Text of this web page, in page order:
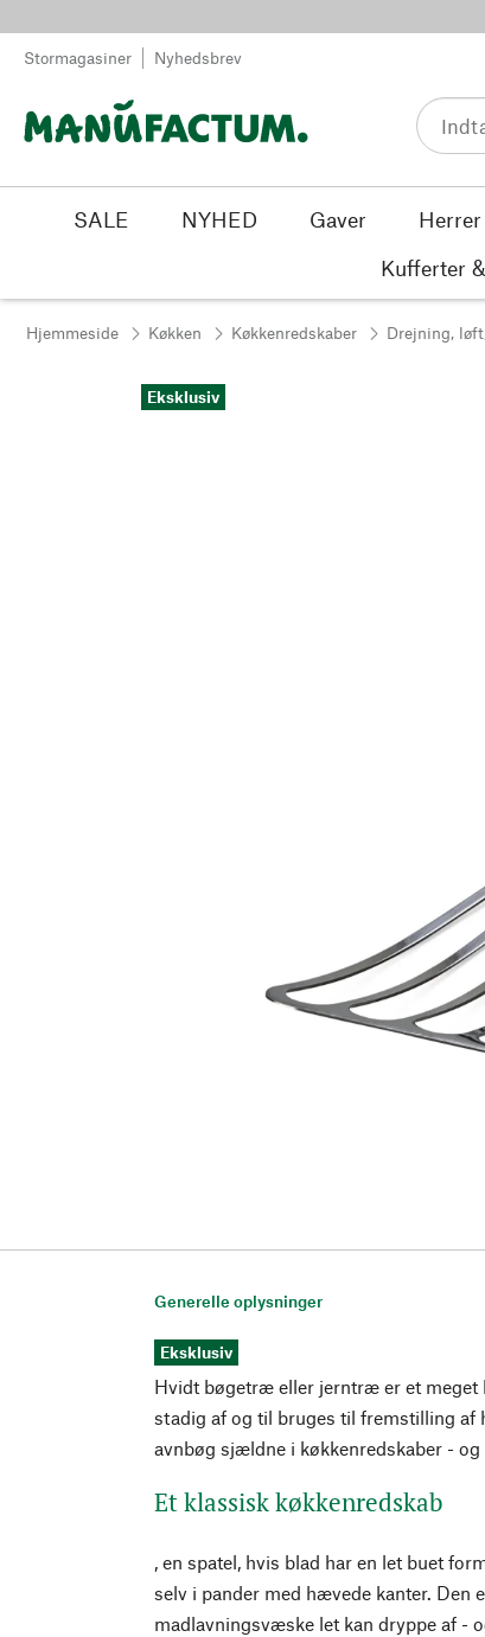
Stormagasiner Nyhedsbrev
SALE NYHED Gaver Herrer
Kufferter
Hjemmeside Køkken Køkkenredskaber Drejning,
Eksklusiv
Generelle oplysninger
Eksklusiv
Hvidt bøgetræ eller jerntræ er et
stadig af og til bruges til fremstilling
avnbøg sjældne i køkkenredskaber -
Et klassisk køkkenredskab
, en spatel, hvis blad har en let buet
selv i pander med hævede kanter. Den
madlavningsvæske let kan dryppe af -